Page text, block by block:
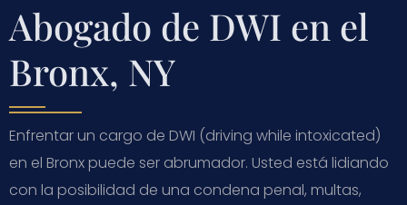
Abogado de DWI en el
Bronx, NY
Enfrentar un cargo de DWI (driving while intoxicated)
en el Bronx puede ser abrumador. Usted está lidiando
con la posibilidad de una condena penal, multas,